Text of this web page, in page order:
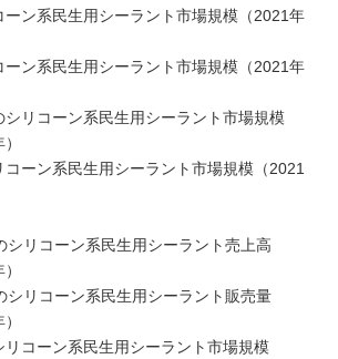
ン系民生用シーラント市場規模（2021年
ン系民生用シーラント市場規模（2021年
リコーン系民生用シーラント市場規模
ーン系民生用シーラント市場規模（2021
シリコーン系民生用シーラント売上高
シリコーン系民生用シーラント販売量
コーン系民生用シーラント市場規模